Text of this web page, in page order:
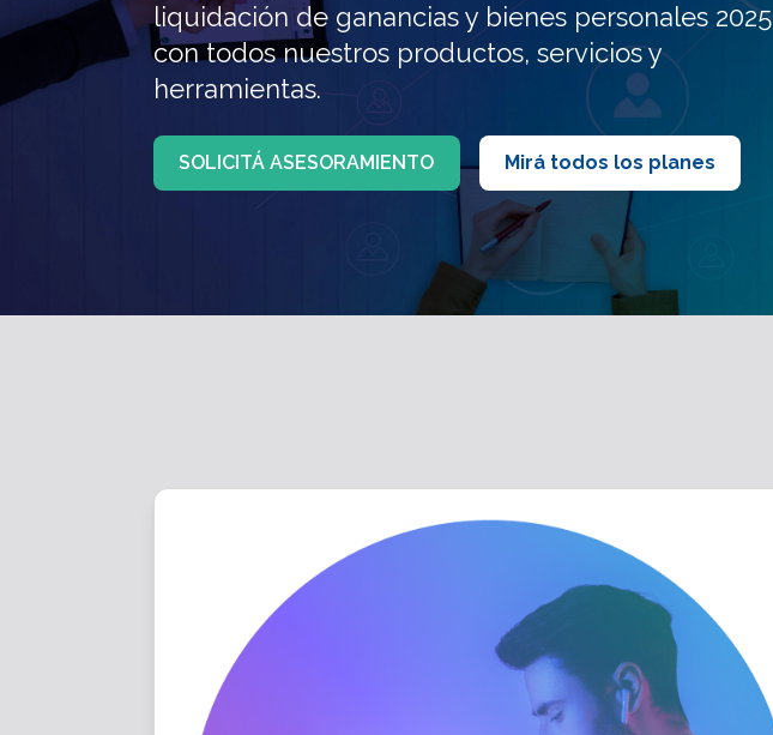
liquidación de ganancias y bienes personales 2025
con todos nuestros productos, servicios y
herramientas.
SOLICITÁ ASESORAMIENTO Mirá todos los planes